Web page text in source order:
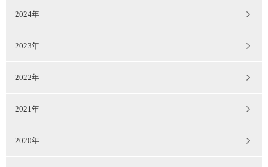
2024年
2023年
2022年
2021年
2020年